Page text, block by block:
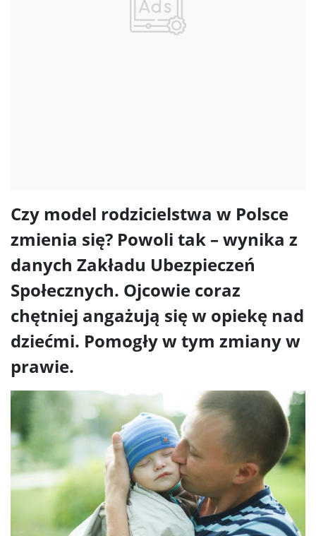
Czy model rodzicielstwa w Polsce
zmienia się? Powoli tak – wynika z
danych Zakładu Ubezpieczeń
Społecznych. Ojcowie coraz
chętniej angażują się w opiekę nad
dziećmi. Pomogły w tym zmiany w
prawie.